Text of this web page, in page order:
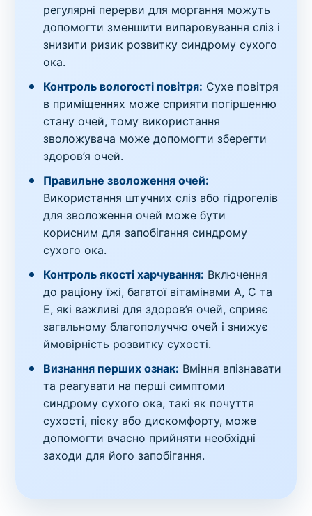
регулярні перерви для моргання можуть
допомогти зменшити випаровування сліз і
знизити ризик розвитку синдрому сухого
ока.
Контроль вологості повітря: Сухе повітря
в приміщеннях може сприяти погіршенню
стану очей, тому використання
зволожувача може допомогти зберегти
здоров’я очей.
Правильне зволоження очей:
Використання штучних сліз або гідрогелів
для зволоження очей може бути
корисним для запобігання синдрому
сухого ока.
Контроль якості харчування: Включення
до раціону їжі, багатої вітамінами A, C та
E, які важливі для здоров’я очей, сприяє
загальному благополуччю очей і знижує
ймовірність розвитку сухості.
Визнання перших ознак: Вміння впізнавати
та реагувати на перші симптоми
синдрому сухого ока, такі як почуття
сухості, піску або дискомфорту, може
допомогти вчасно прийняти необхідні
заходи для його запобігання.